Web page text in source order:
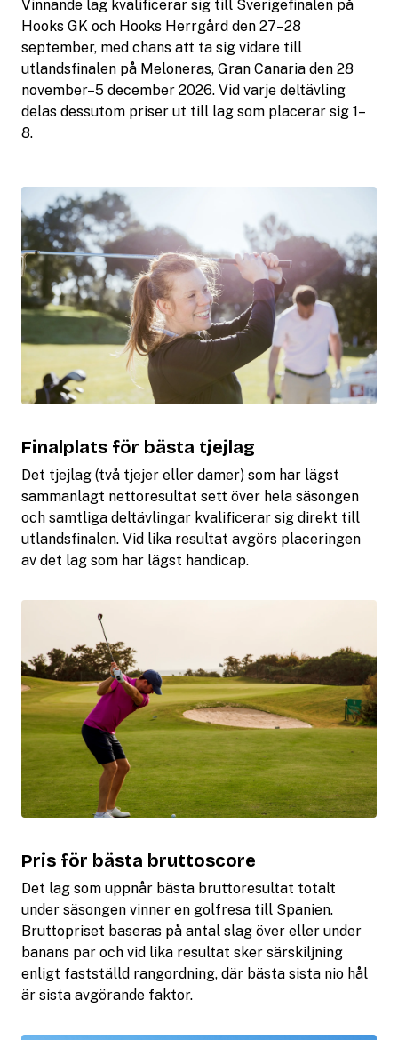
Vinnande lag kvalificerar sig till Sverigefinalen på
Hooks GK och Hooks Herrgård den 27–28
september, med chans att ta sig vidare till
utlandsfinalen på Meloneras, Gran Canaria den 28
november–5 december 2026. Vid varje deltävling
delas dessutom priser ut till lag som placerar sig 1–
8.
Finalplats för bästa tjejlag
Det tjejlag (två tjejer eller damer) som har lägst
sammanlagt nettoresultat sett över hela säsongen
och samtliga deltävlingar kvalificerar sig direkt till
utlandsfinalen. Vid lika resultat avgörs placeringen
av det lag som har lägst handicap.
Pris för bästa bruttoscore
Det lag som uppnår bästa bruttoresultat totalt
under säsongen vinner en golfresa till Spanien.
Bruttopriset baseras på antal slag över eller under
banans par och vid lika resultat sker särskiljning
enligt fastställd rangordning, där bästa sista nio hål
är sista avgörande faktor.